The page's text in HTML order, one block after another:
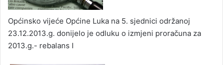
Općinsko vijeće Općine Luka na 5. sjednici održanoj
23.12.2013.g. donijelo je odluku o izmjeni proračuna za
2013.g.- rebalans I